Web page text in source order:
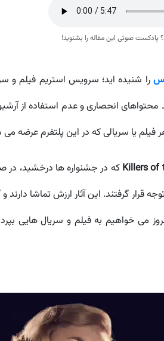
پادکست صوتی این مقاله را بشنوید!
را شنیده اید؛ سرویس استریم فیلم و
محتواهای انحصاری و عدم استفاده از
Killers of که در جشنواره ها درخشید، در
گرفتند. این آثار ارزش تماشا دارند
می خواهیم به فیلم و سریال هایی